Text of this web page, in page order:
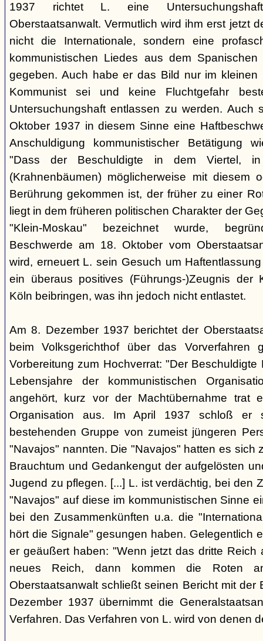
1937 richtet L. eine
Oberstaatsanwalt. Vermutlich wird ihm erst jetzt
nicht die Internationale, sondern eine
kommunistischen Liedes aus dem
gegeben. Auch habe er das Bild nur im
Kommunist sei und keine Fluchtgefahr
Untersuchungshaft entlassen zu werden. Auch
Oktober 1937 in diesem Sinne eine
Anschuldigung kommunistischer Betätigung
"Dass der Beschuldigte in dem Viertel,
(Krahnenbäumen) möglicherweise mit diesem
Berührung gekommen ist, der früher zu einer
liegt in dem früheren politischen Charakter der
"Klein-Moskau" bezeichnet wurde,
Beschwerde am 18. Oktober vom
wird, erneuert L. sein Gesuch um
ein überaus positives (Führungs-)Zeugnis der
Köln beibringen, was ihn jedoch nicht entlastet.
Am 8. Dezember 1937 berichtet der
beim Volksgerichthof über das Vorverfahren
Vorbereitung zum Hochverrat: "Der
Lebensjahre der kommunistischen
angehört, kurz vor der Machtübernahme trat
Organisation aus. Im April 1937 schloß
bestehenden Gruppe von zumeist jüngeren
"Navajos" nannten. Die "Navajos" hatten es sich
Brauchtum und Gedankengut der aufgelösten
Jugend zu pflegen. [...] L. ist verdächtig, bei den
"Navajos" auf diese im kommunistischen Sinne
bei den Zusammenkünften u.a. die
hört die Signale" gesungen haben. Gelegentlich
er geäußert haben: "Wenn jetzt das dritte Reich
neues Reich, dann kommen die Roten
Oberstaatsanwalt schließt seinen Bericht mit der
Dezember 1937 übernimmt die
Verfahren. Das Verfahren von L. wird von denen